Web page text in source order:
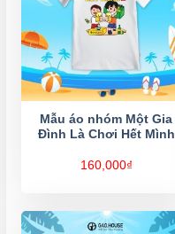
Mẫu áo nhóm Một Gia
Đình Là Chơi Hết Mình
160,000₫